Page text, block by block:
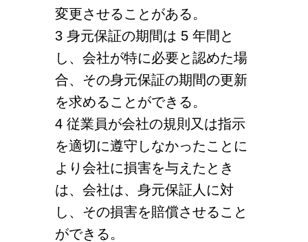
変更させることがある。
3 身元保証の期間は 5 年間と
し、会社が特に必要と認めた場
合、その身元保証の期間の更新
を求めることができる。
4 従業員が会社の規則又は指示
を適切に遵守しなかったことに
より会社に損害を与えたとき
は、会社は、身元保証人に対
し、その損害を賠償させること
ができる。